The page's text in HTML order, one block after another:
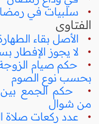
• سلبيات في
الفتاوى
• الأصل بقاء
• لا يجوز الإفطار
• حكم صيام
بحسب نوع الصوم
• حكم الجمع
من شوال
• عدد ركعات صلاة